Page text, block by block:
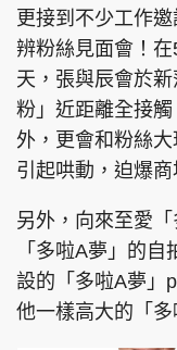
頭條日報
親子王
頭條搵工
更接到不少工作
辨粉絲見面會！
天，張與辰會於
粉」近距離全接
外，更會和粉絲
引起哄動，迫爆商
另外，向來至愛
「多啦A夢」的
設的「多啦A夢」
他一樣高大的「多